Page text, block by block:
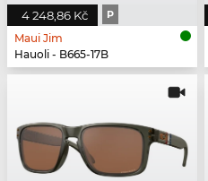
4 248,86 Kč P
Maui Jim
Hauoli - B665-17B